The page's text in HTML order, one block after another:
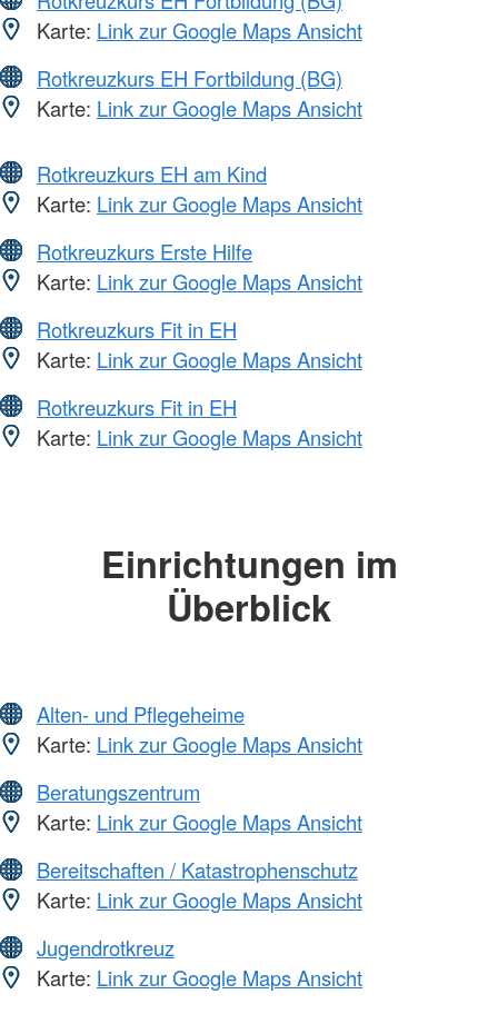
Karte: Link zur Google Maps Ansicht
Rotkreuzkurs EH Fortbildung (BG)
Karte: Link zur Google Maps Ansicht
Rotkreuzkurs EH am Kind
Karte: Link zur Google Maps Ansicht
Rotkreuzkurs Erste Hilfe
Karte: Link zur Google Maps Ansicht
Rotkreuzkurs Fit in EH
Karte: Link zur Google Maps Ansicht
Rotkreuzkurs Fit in EH
Karte: Link zur Google Maps Ansicht
Einrichtungen im
Überblick
Alten- und Pflegeheime
Karte: Link zur Google Maps Ansicht
Beratungszentrum
Karte: Link zur Google Maps Ansicht
Bereitschaften / Katastrophenschutz
Karte: Link zur Google Maps Ansicht
Jugendrotkreuz
Karte: Link zur Google Maps Ansicht